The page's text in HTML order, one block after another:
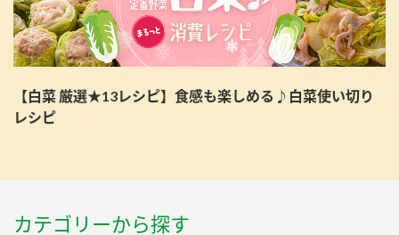
【白菜 厳選★13レシピ】食感も楽しめる♪白菜使い切り
レシピ
カテゴリーから探す